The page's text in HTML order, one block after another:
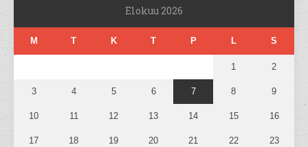
Elokuu 2026
M T K T P L S
1 2
3 4 5 6 7 8 9
10 11 12 13 14 15 16
17 18 19 20 21 22 23